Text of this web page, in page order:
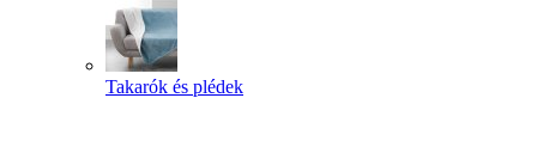
Takarók és plédek